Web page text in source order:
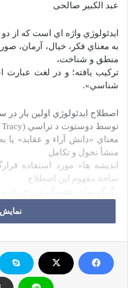
عبد الکبیر صالحی
ايدئولوژي واژه اي است كه از دو
به معناي فكر، خيال، آرمان،
منطق و شناخت،
تركيب يافته؛ و در لغت عبارت
شناسي».
اصطلاح ايدئولوژي اولين بار در سال
توسط دوستوت د تراسي (
معناي «دانش آراء و عقايد»
منشأ تحول و تكامل
انديشه ها» مورد استفاده
ساحة مفهوم اين اصطلاح
نظر محتوايي كانون پژوهشهاي
ورزان بوده است،
به گونة ذيل قرائت ميشود: